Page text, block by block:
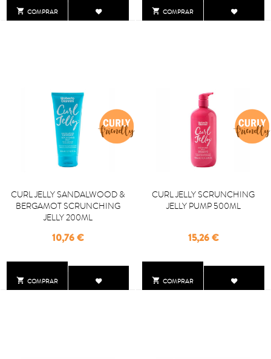
 COMPRAR  COMPRAR
 COMPRAR
CURL JELLY SANDALWOOD &
BERGAMOT SCRUNCHING
JELLY 200ML
Precio
10,76 €
 COMPRAR
CURL JELLY SCRUNCHING
JELLY PUMP 500ML
Precio
15,26 €